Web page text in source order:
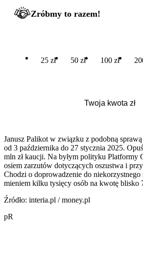
Zróbmy to razem!
25 zł 50 zł 100 zł
Janusz Palikot w związku z podobną
od 3 października do 27 stycznia 2025.
mln zł kaucji. Na byłym polityku Platformy
osiem zarzutów dotyczących oszustwa i
Chodzi o doprowadzenie do niekorzystnego
mieniem kilku tysięcy osób na kwotę blisko
Źródło: interia.pl / money.pl
pR